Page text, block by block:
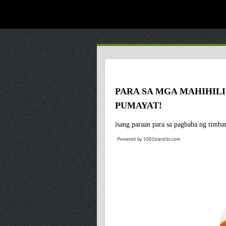
PARA SA MGA
PUMAYAT!
isang paraan para sa pagbaba ng